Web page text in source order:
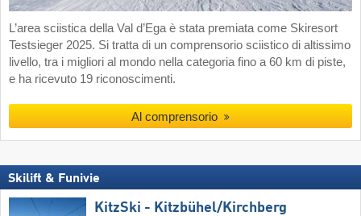
L’area sciistica della Val d’Ega è stata premiata come Skiresort
Testsieger 2025. Si tratta di un comprensorio sciistico di altissimo
livello, tra i migliori al mondo nella categoria fino a 60 km di piste,
e ha ricevuto 19 riconoscimenti.
Al comprensorio
Skilift & Funivie
KitzSki - Kitzbühel/​Kirchberg